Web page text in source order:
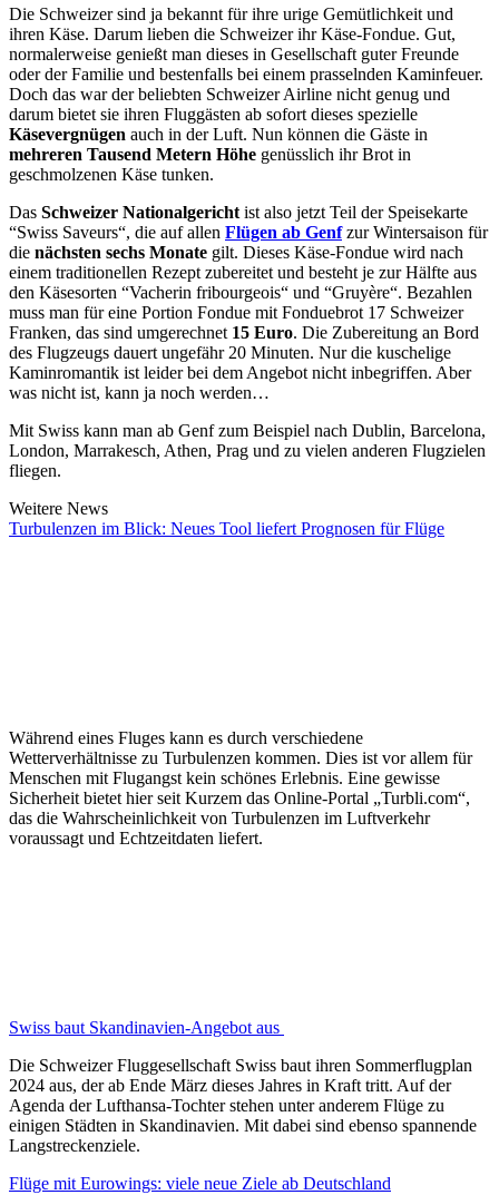
Die Schweizer sind ja bekannt für ihre urige Gemütlichkeit und
ihren Käse. Darum lieben die Schweizer ihr Käse-Fondue. Gut,
normalerweise genießt man dieses in Gesellschaft guter Freunde
oder der Familie und bestenfalls bei einem prasselnden Kaminfeuer.
Doch das war der beliebten Schweizer Airline nicht genug und
darum bietet sie ihren Fluggästen ab sofort dieses spezielle
Käsevergnügen auch in der Luft. Nun können die Gäste in
mehreren Tausend Metern Höhe genüsslich ihr Brot in
geschmolzenen Käse tunken.
Das Schweizer Nationalgericht ist also jetzt Teil der Speisekarte
“Swiss Saveurs“, die auf allen Flügen ab Genfzur Wintersaison für
die nächsten sechs Monate gilt. Dieses Käse-Fondue wird nach
einem traditionellen Rezept zubereitet und besteht je zur Hälfte aus
den Käsesorten “Vacherin fribourgeois“ und “Gruyère“. Bezahlen
muss man für eine Portion Fondue mit Fonduebrot 17 Schweizer
Franken, das sind umgerechnet 15 Euro. Die Zubereitung an Bord
des Flugzeugs dauert ungefähr 20 Minuten. Nur die kuschelige
Kaminromantik ist leider bei dem Angebot nicht inbegriffen. Aber
was nicht ist, kann ja noch werden…
Mit Swiss kann man ab Genf zum Beispiel nach Dublin, Barcelona,
London, Marrakesch, Athen, Prag und zu vielen anderen Flugzielen
fliegen.
Weitere News
Turbulenzen im Blick: Neues Tool liefert Prognosen für Flüge
Während eines Fluges kann es durch verschiedene
Wetterverhältnisse zu Turbulenzen kommen. Dies ist vor allem für
Menschen mit Flugangst kein schönes Erlebnis. Eine gewisse
Sicherheit bietet hier seit Kurzem das Online-Portal „Turbli.com“,
das die Wahrscheinlichkeit von Turbulenzen im Luftverkehr
voraussagt und Echtzeitdaten liefert.
Swiss baut Skandinavien-Angebot aus
Die Schweizer Fluggesellschaft Swiss baut ihren Sommerflugplan
2024 aus, der ab Ende März dieses Jahres in Kraft tritt. Auf der
Agenda der Lufthansa-Tochter stehen unter anderem Flüge zu
einigen Städten in Skandinavien. Mit dabei sind ebenso spannende
Langstreckenziele.
Flüge mit Eurowings: viele neue Ziele ab Deutschland